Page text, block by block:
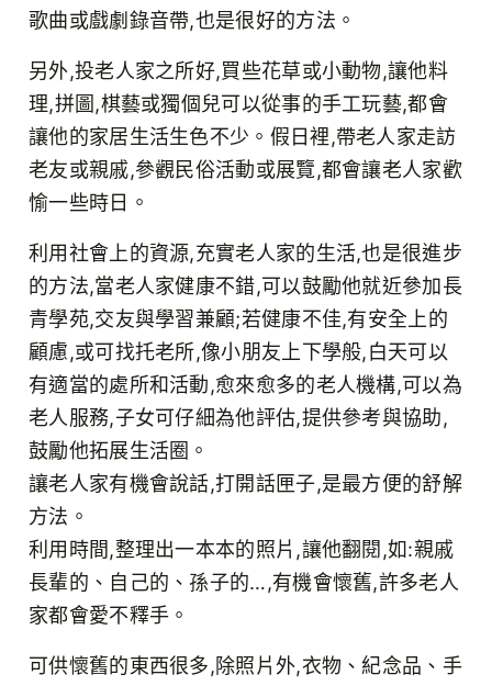
歌曲或戲劇錄音帶,也是很好的方法。
另外,投老人家之所好,買些花草或小動物,讓他料
理,拼圖,棋藝或獨個兒可以從事的手工玩藝,都會
讓他的家居生活生色不少。假日裡,帶老人家走訪
老友或親戚,參觀民俗活動或展覽,都會讓老人家歡
愉一些時日。
利用社會上的資源,充實老人家的生活,也是很進步
的方法,當老人家健康不錯,可以鼓勵他就近參加長
青學苑,交友與學習兼顧;若健康不佳,有安全上的
顧慮,或可找托老所,像小朋友上下學般,白天可以
有適當的處所和活動,愈來愈多的老人機構,可以為
老人服務,子女可仔細為他評估,提供參考與協助,
鼓勵他拓展生活圈。
讓老人家有機會說話,打開話匣子,是最方便的舒解
方法。
利用時間,整理出一本本的照片,讓他翻閱,如:親戚
長輩的、自己的、孫子的…,有機會懷舊,許多老人
家都會愛不釋手。
可供懷舊的東西很多,除照片外,衣物、紀念品、手